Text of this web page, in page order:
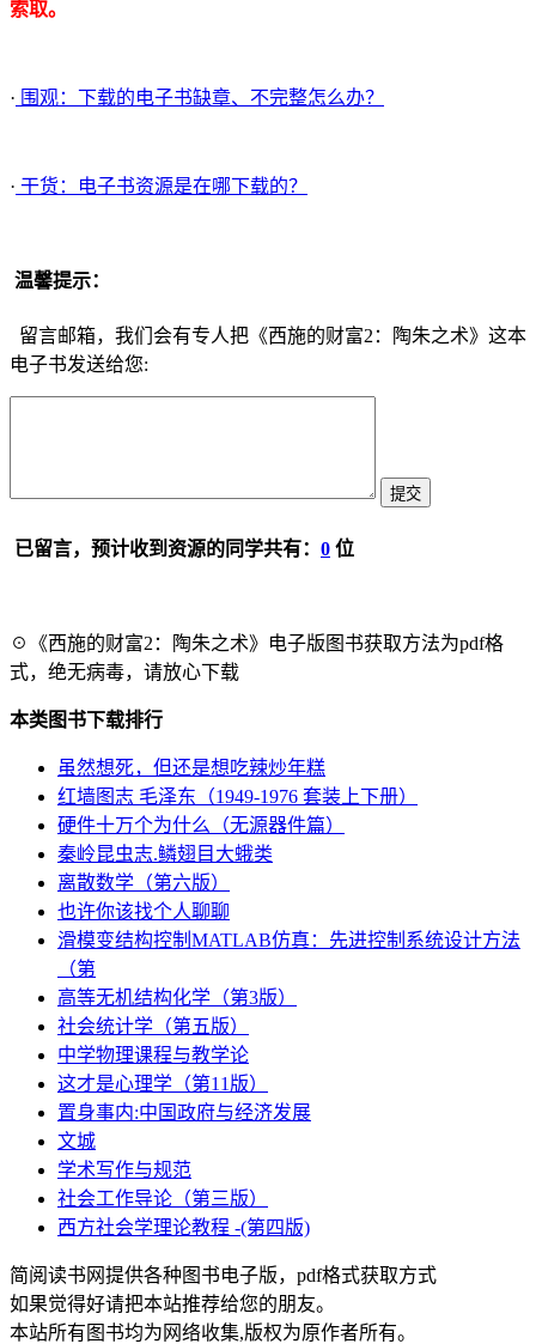
索取。
· 围观：下载的电子书缺章、不完整怎么办？
· 干货：电子书资源是在哪下载的？
温馨提示：
留言邮箱，我们会有专人把《西施的财富2：陶朱之术》这本
电子书发送给您:
已留言，预计收到资源的同学共有： 0 位
☉《西施的财富2：陶朱之术》电子版图书获取方法为pdf格
式，绝无病毒，请放心下载
本类图书下载排行
虽然想死，但还是想吃辣炒年糕
红墙图志 毛泽东（1949-1976 套装上下册）
硬件十万个为什么（无源器件篇）
秦岭昆虫志.鳞翅目大蛾类
离散数学（第六版）
也许你该找个人聊聊
滑模变结构控制MATLAB仿真：先进控制系统设计方法
（第
高等无机结构化学（第3版）
社会统计学（第五版）
中学物理课程与教学论
这才是心理学（第11版）
置身事内:中国政府与经济发展
文城
学术写作与规范
社会工作导论（第三版）
西方社会学理论教程 -(第四版)
简阅读书网提供各种图书电子版，pdf格式获取方式
如果觉得好请把本站推荐给您的朋友。
本站所有图书均为网络收集,版权为原作者所有。